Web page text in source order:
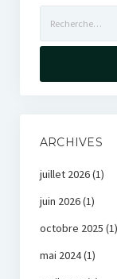
ARCHIVES
juillet 2026(1)
juin 2026(1)
octobre 2025 (1)
mai 2024(1)